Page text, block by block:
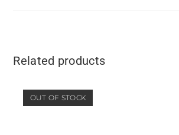
Related products
OUT OF STOCK